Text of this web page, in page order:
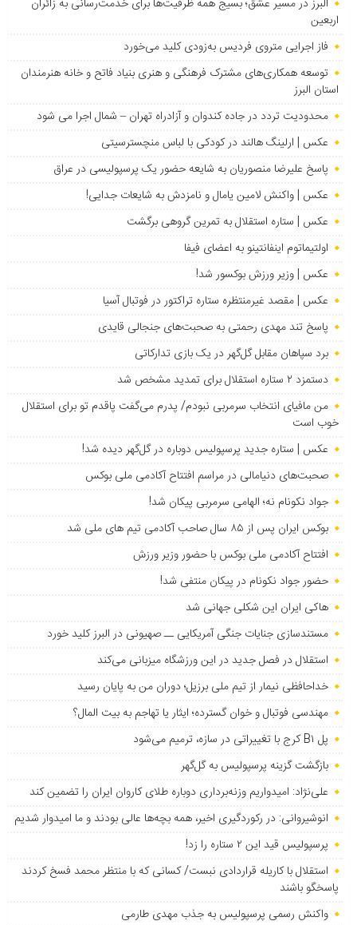
البرز در مسیر عشق؛ بسیج همه ظرفیت‌ها برای خدمت‌رسانی به زائران
اربعین
فاز اجرایی متروی فردیس به‌زودی کلید می‌خورد
توسعه همکاری‌های مشترک فرهنگی و هنری بنیاد فاتح و خانه هنرمندان
استان البرز
محدودیت تردد در جاده کندوان و آزادراه تهران – شمال اجرا می شود
عکس | ارلینگ هالند در کودکی با لباس منچسترسیتی
پاسخ علیرضا منصوریان به شایعه حضور یک پرسپولیسی در عراق
عکس | واکنش لامین یامال و نامزدش به شایعات جدایی!
عکس | ستاره استقلال به تمرین گروهی برگشت
اولتیماتوم اینفانتینو به اعضای فیفا
عکس | وزیر ورزش بوکسور شد!
عکس | مقصد غیرمنتظره ستاره تراکتور در فوتبال آسیا
پاسخ تند مهدی رحمتی به صحبت‌های جنجالی قایدی
برد سپاهان مقابل گل‌گهر در یک بازی تدارکاتی
دستمزد ۲ ستاره استقلال برای تمدید مشخص شد
من مافیای انتخاب سرمربی نبودم/ پدرم می‌گفت پاقدم تو برای استقلال
خوب است
عکس | ستاره جدید پرسپولیس دوباره در گل‌گهر دیده شد!
صحبت‌های دنیامالی در مراسم افتتاح آکادمی ملی بوکس
جواد نکونام نه؛ الهامی سرمربی پیکان شد!
بوکس ایران پس از ۸۵ سال صاحب آکادمی تیم های ملی شد
افتتاح آکادمی ملی بوکس با حضور وزیر ورزش
حضور جواد نکونام در پیکان منتفی شد!
هاکی ایران این شکلی جهانی شد
مستندسازی جنایات جنگی آمریکایی ــ صهیونی در البرز کلید خورد
استقلال در فصل جدید در این ورزشگاه میزبانی می‌کند
خداحافظی نیمار از تیم ملی برزیل؛ دوران من به پایان رسید
مهندسی فوتبال و خوان گسترده؛ ایثار یا تهاجم به بیت المال؟
پل B۱ کرج با تغییراتی در سازه، ترمیم می‌شود
بازگشت گزینه پرسپولیس به ‌گل‌گهر
علی‌نژاد: امیدواریم وزنه‌برداری دوباره طلای کاروان ایران را تضمین کند
انوشیروانی: در رکوردگیری اخیر، همه بچه‌ها عالی بودند و ما امیدوار شدیم
پرسپولیس قید این ۲ ستاره را زد!
استقلال با کاریله قراردادی نبست/ کسانی که با منتظر محمد فسخ کردند
پاسخگو باشند
واکنش رسمی پرسپولیس به جذب مهدی طارمی